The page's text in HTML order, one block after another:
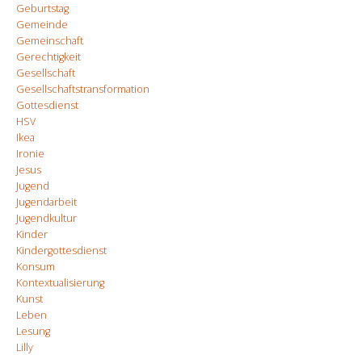
Geburtstag
Gemeinde
Gemeinschaft
Gerechtigkeit
Gesellschaft
Gesellschaftstransformation
Gottesdienst
HSV
Ikea
Ironie
Jesus
Jugend
Jugendarbeit
Jugendkultur
Kinder
Kindergottesdienst
Konsum
Kontextualisierung
Kunst
Leben
Lesung
Lilly